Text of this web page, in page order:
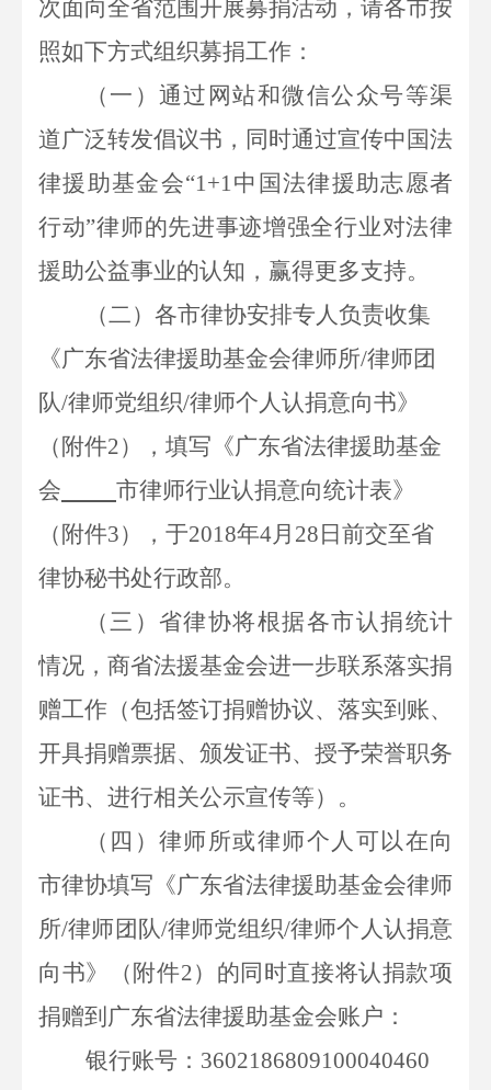
次面向全省范围开展募捐活动，请各市按
照如下方式组织募捐工作：
（一）通过网站和微信公众号等渠
道广泛转发倡议书，同时通过宣传中国法
律援助基金会“1+1中国法律援助志愿者
行动”律师的先进事迹增强全行业对法律
援助公益事业的认知，赢得更多支持。
（二）各市律协安排专人负责收集
《广东省法律援助基金会律师所/律师团
队/律师党组织/律师个人认捐意向书》
（附件2），填写《广东省法律援助基金
会
市律师行业认捐意向统计表》
（附件3），于2018年4月28日前交至省
律协秘书处行政部。
（三）省律协将根据各市认捐统计
情况，商省法援基金会进一步联系落实捐
赠工作（包括签订捐赠协议、落实到账、
开具捐赠票据、颁发证书、授予荣誉职务
证书、进行相关公示宣传等）。
（四）律师所或律师个人可以在向
市律协填写《广东省法律援助基金会律师
所/律师团队/律师党组织/律师个人认捐意
向书》（附件2）的同时直接将认捐款项
捐赠到广东省法律援助基金会账户：
银行账号： 3602186809100040460